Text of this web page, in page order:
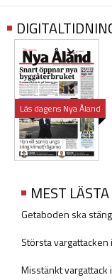
Läs dagens Nya Åland
MEST LÄSTA
Getaboden ska
Största
Misstänkt vargattack